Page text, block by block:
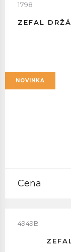
1798
ZEFAL
NOVINKA
Cena
4949B